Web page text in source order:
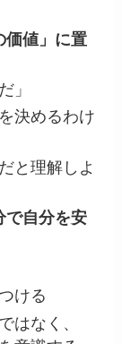
価値」に置
」
決めるわけ
と理解しよ
で自分を安
ける
はなく、